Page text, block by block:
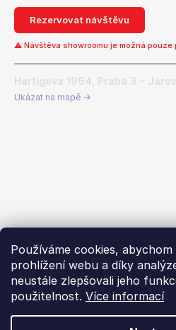
Používáme cookies,
prohlížení webu a díky
neustále zlepšovali jeho
použitelnost. Více informací
Rezervovat návštěvu
⚠ Návštěva showroomu je možná pouze
Hartigova 1964, Praha 3 – Jarov
Ukázat na mapě →